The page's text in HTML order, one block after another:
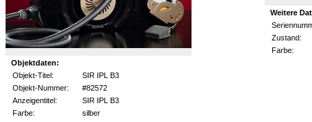
Objektdaten:
Objekt-Titel:
SIR IPL B3
Objekt-Nummer:
#82572
Anzeigentitel:
SIR IPL B3
Farbe:
silber
Weitere
Zustand:
Farbe: